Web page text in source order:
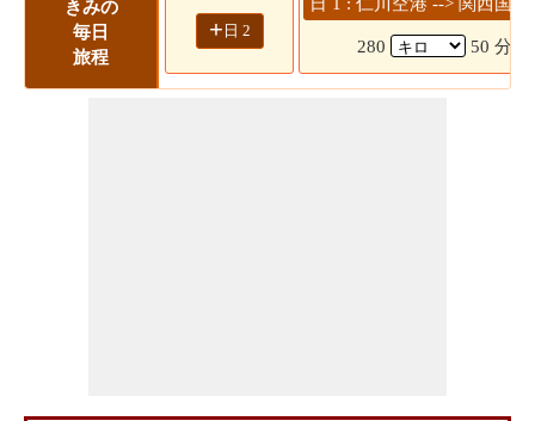
きみの
毎日
旅程
+ 日 2
280 50 分